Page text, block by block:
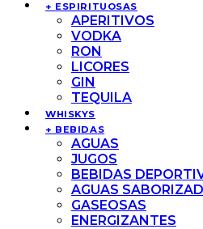
+ ESPIRITUOSAS
APERITIVOS
VODKA
RON
LICORES
GIN
TEQUILA
WHISKYS
+ BEBIDAS
AGUAS
JUGOS
BEBIDAS
AGUAS
GASEOSAS
ENERGIZANTES